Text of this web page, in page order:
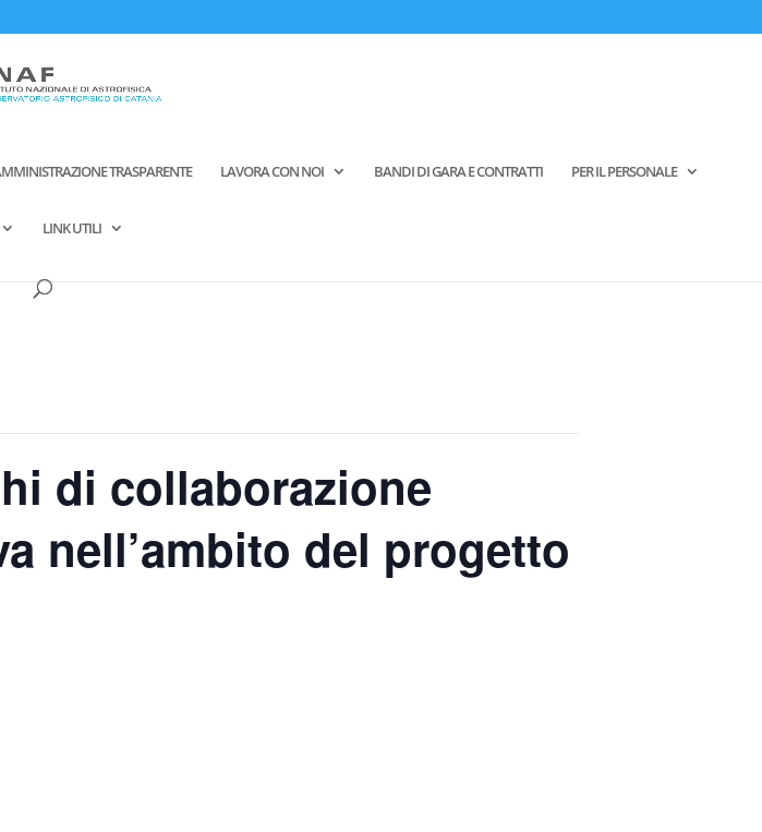
TRASPARENTE LAVORA CON NOI BANDI DI GARA E CONTRATTI PER IL PERSONALE
LINK UTILI
di collaborazione
nell’ambito del progetto